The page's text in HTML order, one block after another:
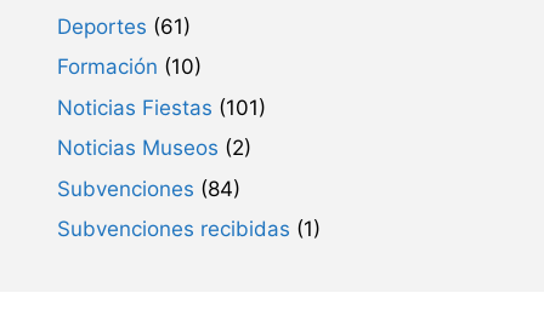
Deportes (61)
Formación (10)
Noticias Fiestas (101)
Noticias Museos (2)
Subvenciones (84)
Subvenciones recibidas (1)